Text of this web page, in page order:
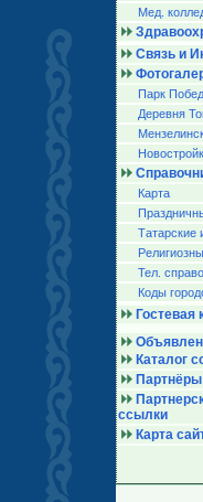
Мед.
Связь и
Парк
Деревня
Карта
Татарские
Тел.
Коды
Гостевая
Каталог
Партнёры
ссылки
Карта